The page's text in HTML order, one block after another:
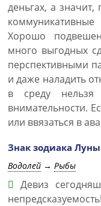
деньгах, а
Хорошо
много выгодных
перспективными
и даже наладить
в среду
внимательности.
или ввязаться в
Знак зодиака Луны
Водолей → Рыбы
Девиз